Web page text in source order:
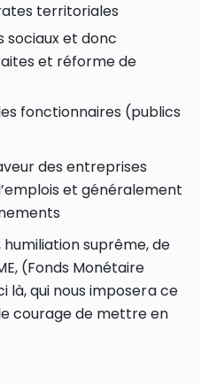
territoriales
sociaux et donc
et réforme de
fonctionnaires (publics
des entreprises
et généralement
humiliation suprême, de
(Fonds Monétaire
là, qui nous imposera ce
courage de mettre en